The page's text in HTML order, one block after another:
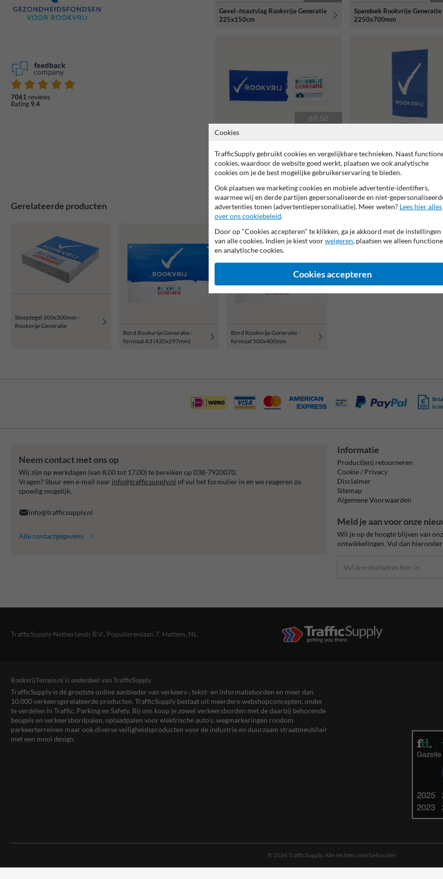
7061 reviews
Rating 9.4
Gevel-/mastvlag Rookvrije Generatie
225x150cm
Spandoek Rookvrije Generatie
2250x700mm
69,50
Spandoek Rookvrije Generatie - Met
logo en/of beeldmerk
Roll-up banner 850x2000mm -
Gerelateerde producten
Stoeptegel 300x300mm -
Rookvrije Generatie
Bord Rookvrije Generatie -
formaat A3 (420x297mm)
Bord Rookvrije Generatie -
formaat 500x400mm
is
Neem contact met ons op
Wij zijn op werkdagen (van 8.00 tot 17.00) te bereiken op 038-7920070.
Vragen? Stuur een e-mail naar info@trafficsupply.nl of vul het formulier in en we reageren zo
spoedig mogelijk.
info@trafficsupply.nl
Alle contactgegevens
Informatie
Product(en) retourneren
Cookie / Privacy
Disclaimer
Sitemap
Algemene Voorwaarden
Meld je aan voor onze
Wil je op de hoogte blijven van
ontwikkelingen. Vul dan
TrafficSupply Netherlands B.V., Populierenlaan 7, Hattem, NL
RookvrijTerrein.nl is onderdeel van TrafficSupply
TrafficSupply is dé grootste online aanbieder van verkeers-, tekst- en informatieborden en meer dan
10.000 verkeersgerelateerde producten. TrafficSupply bestaat uit meerdere webshopconcepten, onder
te verdelen in Traffic, Parking en Safety. Bij ons koop je zowel verkeersborden met de daarbij behorende
beugels en verkeersbordpalen, oplaadpalen voor elektrische auto’s, wegmarkeringen rondom
parkeerterreinen maar ook diverse veiligheidsproducten voor de industrie en duurzaam straatmeubilair
met een mooi design.
© 2026 TrafficSupply. Alle rechten voorbehouden.
Cookies
TrafficSupply gebruikt cookies en vergelijkbare technieken. Naast
cookies, waardoor de website goed werkt, plaatsen we ook analytische
cookies om je de best mogelijke gebruikerservaring te bieden.
Ook plaatsen we marketing cookies en mobiele advertentie-identifiers,
waarmee wij en derde partijen gepersonaliseerde en niet-
advertenties tonen (advertentiepersonalisatie). Meer weten? Lees hier alles
over ons cookiebeleid.
Door op "Cookies accepteren" te klikken, ga je akkoord met de instellingen
van alle cookies. Indien je kiest voorweigeren, plaatsen we alleen
en analytische cookies.
Cookies accepteren